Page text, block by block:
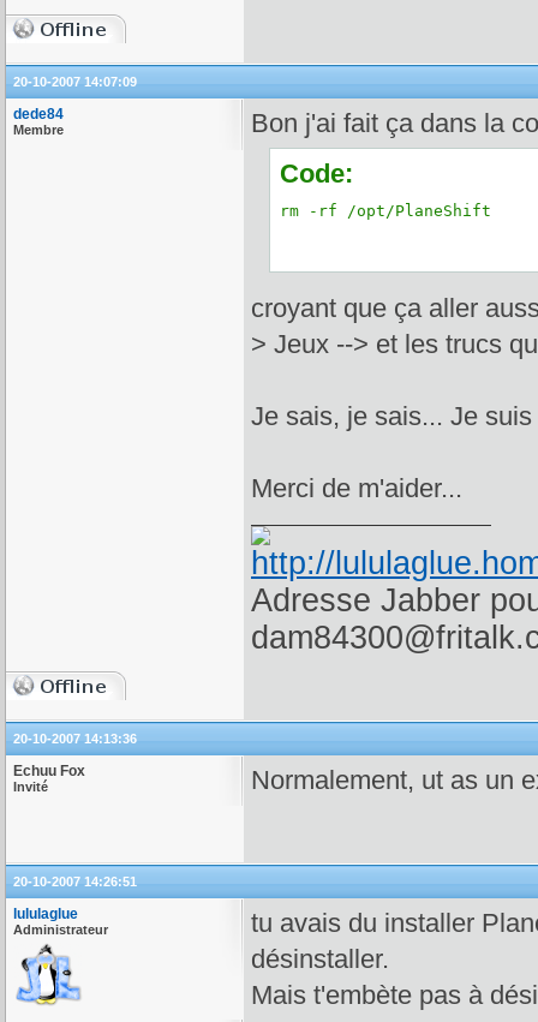
20-10-2007 14:07:09
dede84
Membre
Bon j'ai fait ça dans la
Code:
rm -rf /opt/PlaneShift
croyant que ça aller
> Jeux --> et les trucs
Je sais, je sais... Je
Merci de m'aider...
Adresse Jabber
20-10-2007 14:13:36
Echuu Fox
Invité Normalement, ut as un
20-10-2007 14:26:51
lululaglue
Administrateur
tu avais du installer
désinstaller.
Mais t'embète pas à